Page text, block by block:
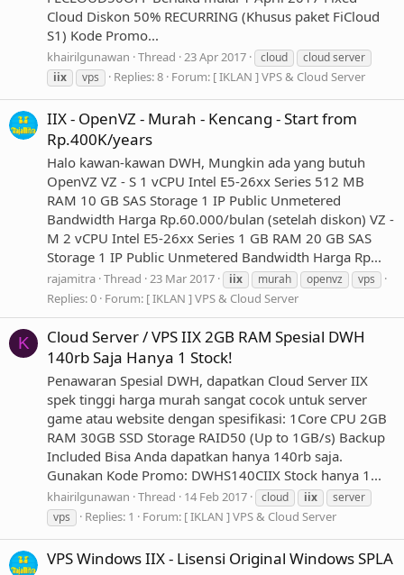
Cloud Diskon 50% RECURRING (Khusus paket FiCloud
S1) Kode Promo...
khairilgunawan Thread 23 Apr 2017 cloud
cloud server
iix
vps Replies: 8 Forum: [ IKLAN ] VPS & Cloud Server
IIX - OpenVZ - Murah - Kencang - Start from
Rp.400K/years
Halo kawan-kawan DWH, Mungkin ada yang butuh
OpenVZ VZ - S 1 vCPU Intel E5-26xx Series 512 MB
RAM 10 GB SAS Storage 1 IP Public Unmetered
Bandwidth Harga Rp.60.000/bulan (setelah diskon) VZ -
M 2 vCPU Intel E5-26xx Series 1 GB RAM 20 GB SAS
Storage 1 IP Public Unmetered Bandwidth Harga Rp...
rajamitra Thread 23 Mar 2017 iix murah openvz vps
Replies: 0 Forum: [ IKLAN ] VPS & Cloud Server
K
Cloud Server / VPS IIX 2GB RAM Spesial DWH
140rb Saja Hanya 1 Stock!
Penawaran Spesial DWH, dapatkan Cloud Server IIX
spek tinggi harga murah sangat cocok untuk server
game atau website dengan spesifikasi: 1Core CPU 2GB
RAM 30GB SSD Storage RAID50 (Up to 1GB/s) Backup
Included Bisa Anda dapatkan hanya 140rb saja.
Gunakan Kode Promo: DWHS140CIIX Stock hanya 1...
khairilgunawan Thread 14 Feb 2017 cloud iix
server
vps
Replies: 1 Forum: [ IKLAN ] VPS & Cloud Server
VPS Windows IIX - Lisensi Original Windows SPLA